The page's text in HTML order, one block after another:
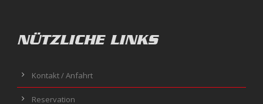
NÜTZLICHE LINKS
Kontakt / Anfahrt
Reservation